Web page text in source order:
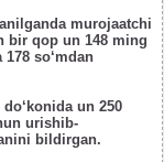
murojaatchi
bir qop un 148 ming
so‘mdan
un 250
urishib-
bildirgan.